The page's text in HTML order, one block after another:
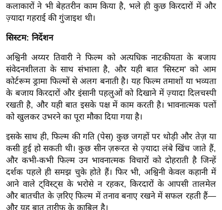
N
e
w
ला
इ
फ
स्टा
इ
टे
क्नॉ
लॉ
जी
ब्यू
टी
कलाकारों ने भी बेहतरीन काम किया है, भले ही कुछ किरदारों में और
ज़्यादा गहराई की गुंजाइश थी।
सिस्टम: निर्देशन
अश्विनी अय्यर तिवारी ने फिल्म को अत्यधिक नाटकीयता के बजाय
संवेदनशीलता के साथ संभाला है, और यही बात 'सिस्टम' को आम
कोर्टरूम ड्रामा फिल्मों से अलग बनाती है। यह फिल्म तमाशों या भव्यता
के बजाय किरदारों और इंसानी पहलुओं को दिखाने में ज़्यादा दिलचस्पी
रखती है, और यही बात इसके पक्ष में काम करती है। भावनात्मक पलों
को खुलकर उभरने का पूरा मौका दिया गया है।
इसके साथ ही, फिल्म की गति (पेस) कुछ जगहों पर थोड़ी और तेज़ या
कसी हुई हो सकती थी। कुछ सीन ज़रूरत से ज़्यादा लंबे खिंच जाते हैं,
और कभी-कभी फिल्म उन भावनात्मक विचारों को दोहराती है जिन्हें
दर्शक पहले ही समझ चुके होते हैं। फिर भी, अश्विनी केवल कहानी में
आने वाले ट्विस्ट्स के भरोसे न रहकर, किरदारों के आपसी तालमेल
और बातचीत के ज़रिए फिल्म में तनाव बनाए रखने में सफल रहती हैं—
और यह बात तारीफ़ के काबिल है।